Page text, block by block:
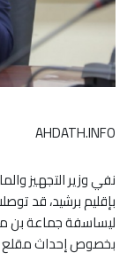
AHDATH.INFO
نفي وزير التجهيز
بإقليم برشيد، قد
ليساسفة جماعة بن
بخصوص إحداث مقلع